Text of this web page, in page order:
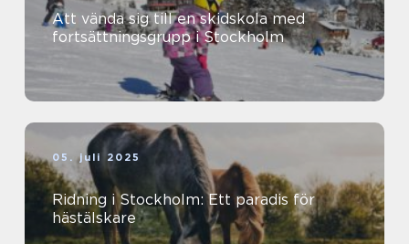
Att vända sig till en skidskola med
fortsättningsgrupp i Stockholm
05. juli 2025
Ridning i Stockholm: Ett paradis för
hästälskare